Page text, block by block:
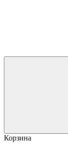
Корзина